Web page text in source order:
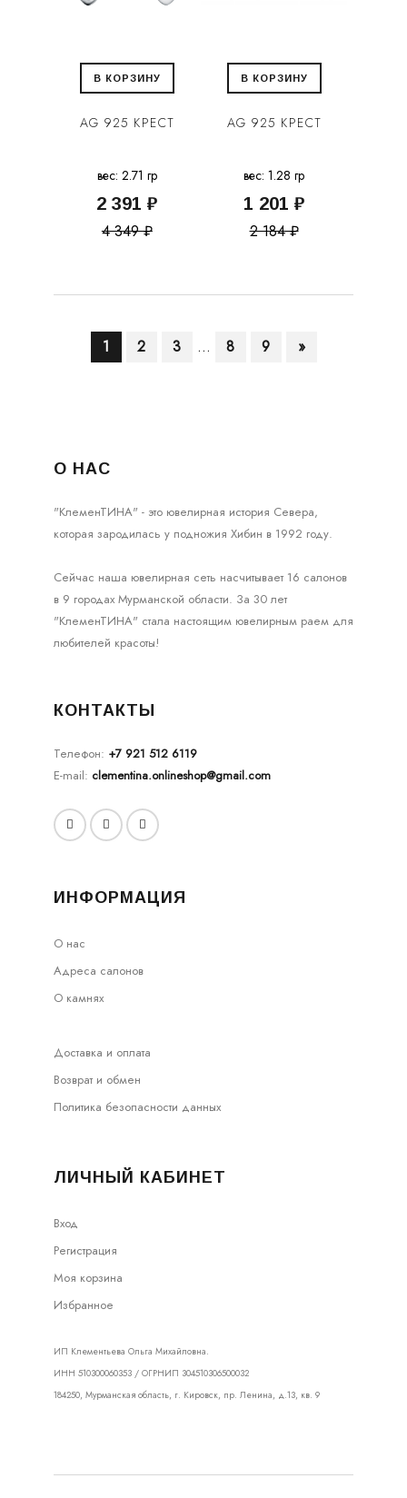
В КОРЗИНУ
AG 925 КРЕСТ
вес: 2.71 гр
2 391 ₽
4 349 ₽
В КОРЗИНУ
AG 925 КРЕСТ
вес: 1.28 гр
1 201 ₽
2 184 ₽
1 2 3 ... 8 9 »
О НАС
"КлеменТИНА" - это ювелирная история Севера,
которая зародилась у подножия Хибин в 1992 году.
Сейчас наша ювелирная сеть насчитывает 16 салонов
в 9 городах Мурманской области. За 30 лет
"КлеменТИНА" стала настоящим ювелирным раем для
любителей красоты!
КОНТАКТЫ
Телефон: +7 921 512 6119
E-mail: clementina.onlineshop@gmail.com
ИНФОРМАЦИЯ
О нас
Адреса салонов
О камнях
Доставка и оплата
Возврат и обмен
Политика безопасности данных
ЛИЧНЫЙ КАБИНЕТ
Вход
Регистрация
Моя корзина
Избранное
ИП Клементьева Ольга Михайловна.
ИНН 510300060353 / ОГРНИП 304510306500032
184250, Мурманская область, г. Кировск, пр. Ленина, д.13, кв. 9